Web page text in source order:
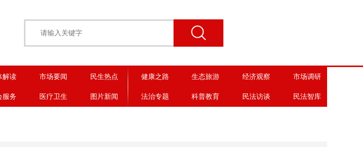
解读 市场要闻 民生热点 健康之路 生态旅游 经济观察 市场调研
服务 医疗卫生 图片新闻 法治专题 科普教育 民法访谈 民法智库